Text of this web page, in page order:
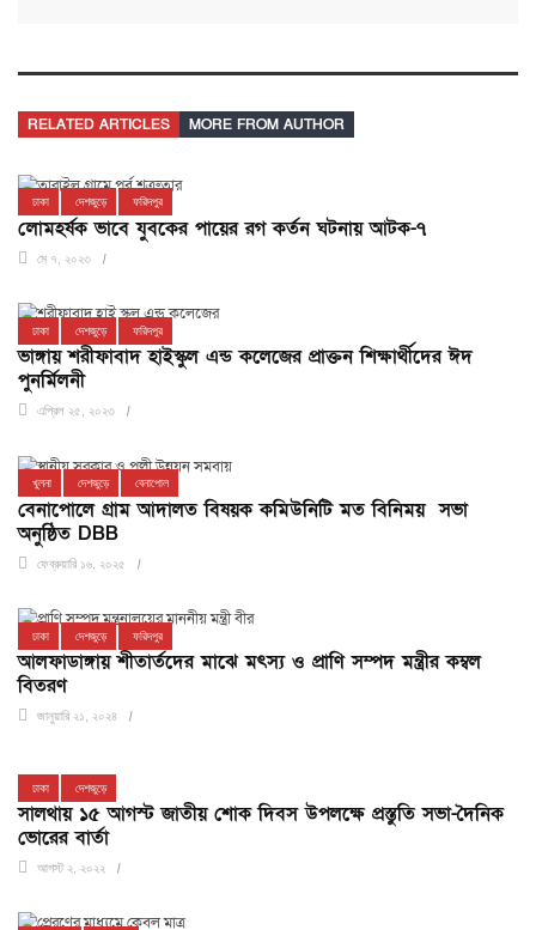
RELATED ARTICLES MORE FROM AUTHOR
ঢাকা দেশজুড়ে ফরিদপুর
লোমহর্ষক ভাবে যুবকের পায়ের রগ কর্তন ঘটনায় আটক-৭
মে ৭, ২০২৩
ঢাকা দেশজুড়ে ফরিদপুর
ভাঙ্গায় শরীফাবাদ হাইস্কুল এন্ড কলেজের প্রাক্তন শিক্ষার্থীদের ঈদ
পুনর্মিলনী
এপ্রিল ২৫, ২০২৩
খুলনা দেশজুড়ে বেনাপোল
বেনাপোলে গ্রাম আদালত বিষয়ক কমিউনিটি মত বিনিময় সভা
অনুষ্ঠিত DBB
ফেব্রুয়ারি ১৬, ২০২৫
ঢাকা দেশজুড়ে ফরিদপুর
আলফাডাঙ্গায় শীতার্তদের মাঝে মৎস্য ও প্রাণি সম্পদ মন্ত্রীর কম্বল
বিতরণ
জানুয়ারি ২১, ২০২৪
ঢাকা দেশজুড়ে
সালথায় ১৫ আগস্ট জাতীয় শোক দিবস উপলক্ষে প্রস্তুতি সভা-দৈনিক
ভোরের বার্তা
আগস্ট ২, ২০২২